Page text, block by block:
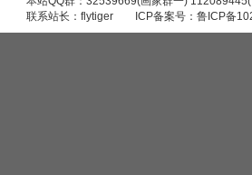
联系站长： flytiger ICP备案号： 鲁ICP备